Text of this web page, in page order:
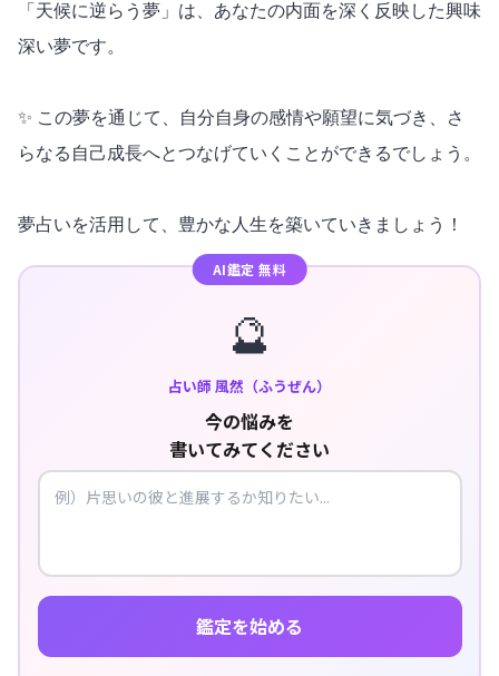
「天候に逆らう夢」は、あなたの内面を深く反映した興味
深い夢です。
✨ この夢を通じて、自分自身の感情や願望に気づき、さ
らなる自己成長へとつなげていくことができるでしょう。
夢占いを活用して、豊かな人生を築いていきましょう！
AI鑑定 無料
🔮
占い師 風然（ふうぜん）
今の悩みを
書いてみてください
鑑定を始める